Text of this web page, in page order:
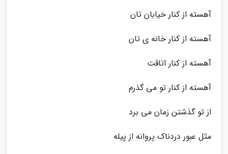
آهسته از کنار خیابان تان
آهسته از کنار خانه ی تان
آهسته از کنار اتاقت
آهسته از کنار تو می گذرم
از تو گذشتن زمان می برد
مثل عبور دردناک پروانه از پیله